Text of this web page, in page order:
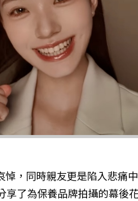
悼，同時親友更是陷入悲痛
享了為保養品牌拍攝的幕後